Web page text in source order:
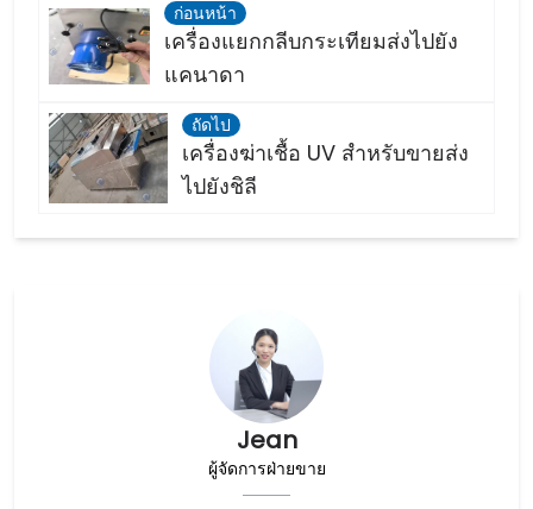
Jean
ผู้จัดการฝ่ายขาย
ก่อนหน้า
เครื่องแยกกลีบกระเทียมส่งไปยัง
แคนาดา
ถัดไป
เครื่องฆ่าเชื้อ UV สำหรับขายส่ง
ไปยังชิลี